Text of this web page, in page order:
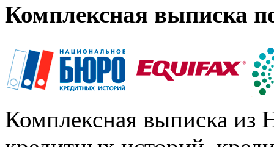
Комплексная выписка
Комплексная выписка из